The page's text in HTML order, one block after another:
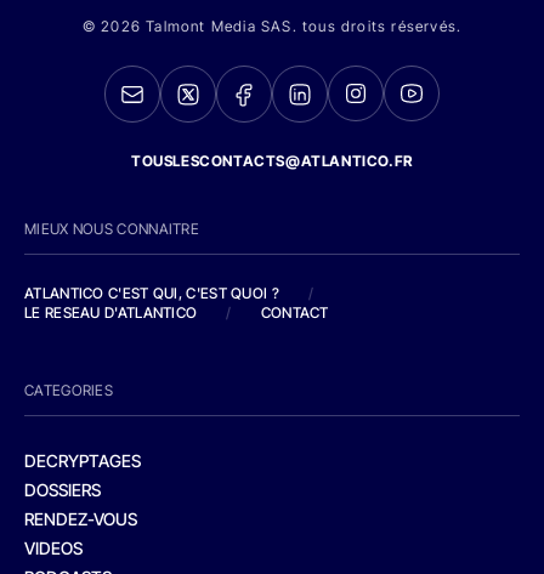
© 2026 Talmont Media SAS. tous droits réservés.
TOUSLESCONTACTS@ATLANTICO.FR
MIEUX NOUS CONNAITRE
ATLANTICO C'EST QUI, C'EST QUOI ?
/
LE RESEAU D'ATLANTICO
/ CONTACT
CATEGORIES
DECRYPTAGES
DOSSIERS
RENDEZ-VOUS
VIDEOS